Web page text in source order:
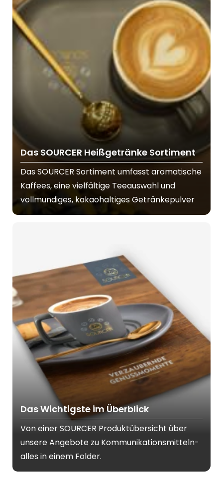
Das SOURCER Heißgetränke Sortiment
Das SOURCER Sortiment umfasst aromatische
Kaffees, eine vielfältige Teeauswahl und
vollmundiges, kakaohaltiges Getränkepulver
Das Wichtigste im Überblick
Von einer SOURCER Produktübersicht über
unsere Angebote zu Kommunikationsmitteln-
alles in einem Folder.